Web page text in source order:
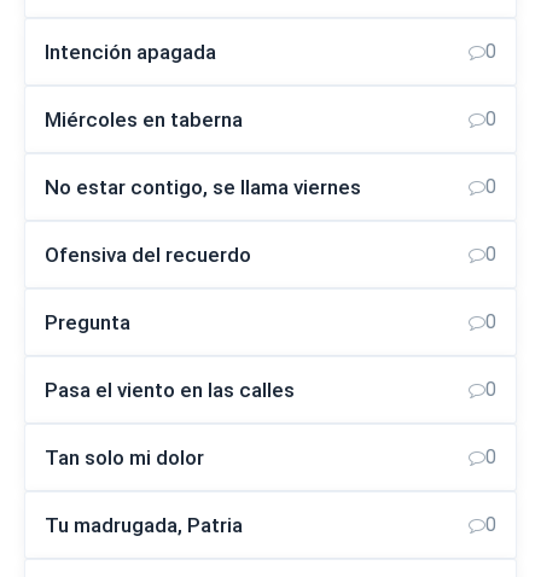
Intención apagada 0
Miércoles en taberna 0
No estar contigo, se llama viernes 0
Ofensiva del recuerdo 0
Pregunta 0
Pasa el viento en las calles 0
Tan solo mi dolor 0
Tu madrugada, Patria 0